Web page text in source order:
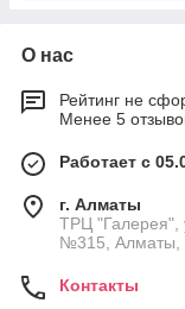
О нас
Рейтинг не
Менее 5
Работает с
г. Алматы
ТРЦ "Галерея",
№315, Алматы,
Контакты